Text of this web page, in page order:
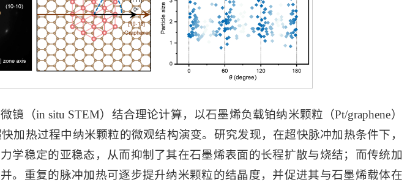
镜（in situ STEM）结合理论计算，以石墨烯负载铂纳米颗粒（Pt/graphene）
加热过程中纳米颗粒的微观结构演变。研究发现，在超快脉冲加热条件下，
学稳定的亚稳态，从而抑制了其在石墨烯表面的长程扩散与烧结；而传统加
。重复的脉冲加热可逐步提升纳米颗粒的结晶度，并促进其与石墨烯载体在